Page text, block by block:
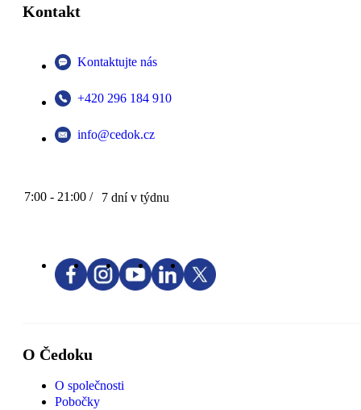
Kontakt
Kontaktujte nás
+420 296 184 910
info@cedok.cz
7:00 - 21:00 / 7 dní v týdnu
O Čedoku
O společnosti
Pobočky